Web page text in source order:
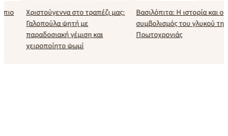
Χριστούγεννα στο τραπέζι μας:
Γαλοπούλα ψητή με
παραδοσιακή γέμιση και
χειροποίητο ψωμί
Βασιλόπιτα: Η ιστορία και ο
συμβολισμός του γλυκού της
Πρωτοχρονιάς